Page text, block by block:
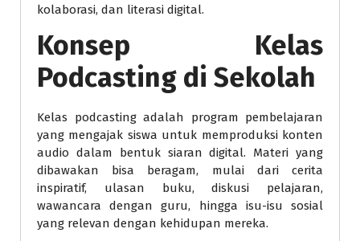
kolaborasi, dan literasi digital.
Konsep Kelas
Podcasting di Sekolah
Kelas podcasting adalah program pembelajaran
yang mengajak siswa untuk memproduksi konten
audio dalam bentuk siaran digital. Materi yang
dibawakan bisa beragam, mulai dari cerita
inspiratif, ulasan buku, diskusi pelajaran,
wawancara dengan guru, hingga isu-isu sosial
yang relevan dengan kehidupan mereka.